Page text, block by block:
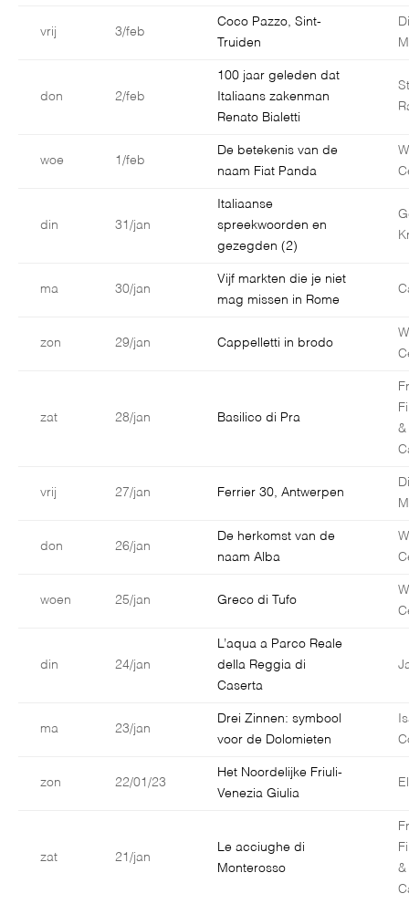
vrij 3/feb
Coco Pazzo, Sint-
Truiden
don 2/feb
100 jaar geleden dat
Italiaans zakenman
Renato Bialetti
woe 1/feb
De betekenis van de
naam Fiat Panda
din 31/jan
Italiaanse
spreekwoorden en
gezegden (2)
ma 30/jan
Vijf markten die je niet
mag missen in Rome
zon 29/jan Cappelletti in brodo
zat 28/jan Basilico di Pra
&
vrij 27/jan Ferrier 30, Antwerpen
don 26/jan
De herkomst van de
naam Alba
woen 25/jan Greco di Tufo
din 24/jan
L’aqua a Parco Reale
della Reggia di
Caserta
ma 23/jan
Drei Zinnen: symbool
voor de Dolomieten
zon 22/01/23
Het Noordelijke Friuli-
Venezia Giulia
zat 21/jan
Le acciughe di
Monterosso
&